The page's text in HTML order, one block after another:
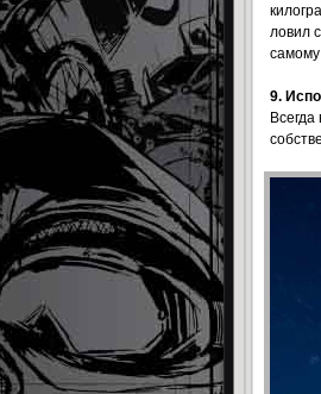
ловил
9.